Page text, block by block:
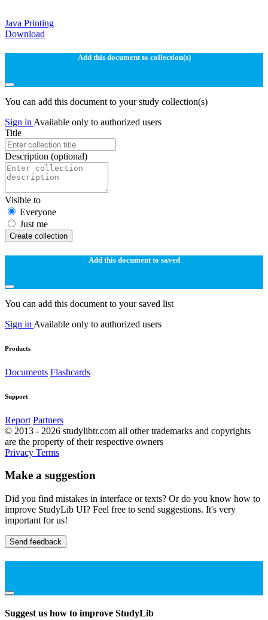
Java Printing
Download
Add this document to collection(s)
You can add this document to your study collection(s)
Sign in Available only to authorized users
Title
Description (optional)
Visible to
Everyone
Just me
Create collection
Add this document to saved
You can add this document to your saved list
Sign in Available only to authorized users
Products
Documents Flashcards
Support
Report Partners
© 2013 - 2026 studylibtr.com all other trademarks and copyrights
are the property of their respective owners
Privacy Terms
Make a suggestion
Did you find mistakes in interface or texts? Or do you know how to
improve StudyLib UI? Feel free to send suggestions. It's very
important for us!
Send feedback
Suggest us how to improve StudyLib